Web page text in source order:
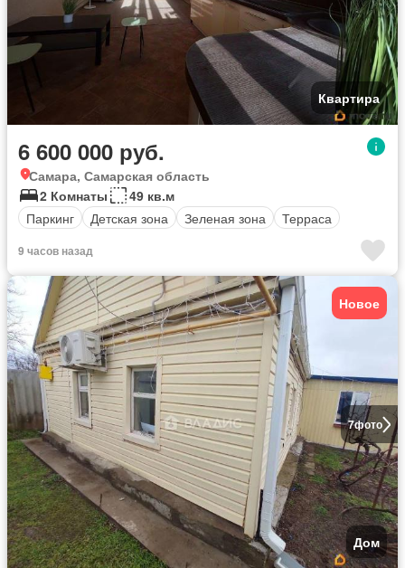
Квартира
6 600 000 руб.
Самара, Самарская область
2 Комнаты
49 кв.м
Паркинг
Детская зона Зеленая зона Терраса
9 часов назад
7фото
Новое
Дом